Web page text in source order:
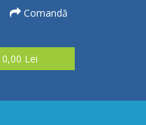
Comandă
0 produs(e) - 0,00 Lei